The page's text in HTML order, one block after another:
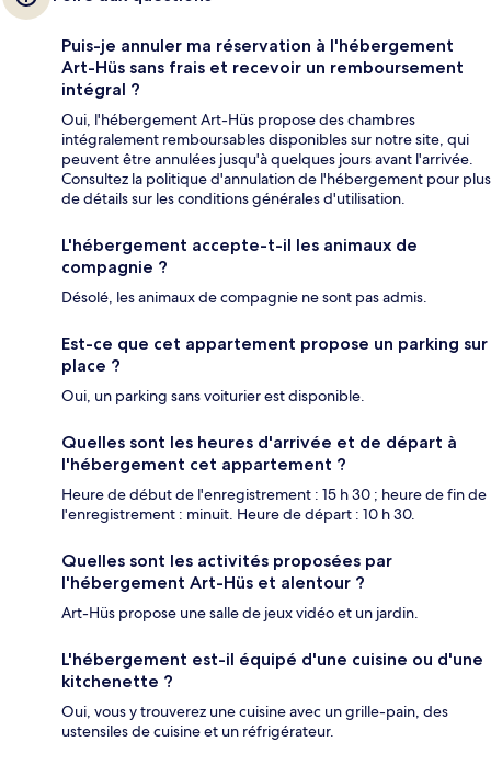
Puis-je annuler ma réservation à l'hébergement
Art-Hüs sans frais et recevoir un remboursement
intégral ?
Oui, l'hébergement Art-Hüs propose des chambres
intégralement remboursables disponibles sur notre site, qui
peuvent être annulées jusqu'à quelques jours avant l'arrivée.
Consultez la politique d'annulation de l'hébergement pour plus
de détails sur les conditions générales d'utilisation.
L'hébergement accepte-t-il les animaux de
compagnie ?
Désolé, les animaux de compagnie ne sont pas admis.
Est-ce que cet appartement propose un parking sur
place ?
Oui, un parking sans voiturier est disponible.
Quelles sont les heures d'arrivée et de départ à
l'hébergement cet appartement ?
Heure de début de l'enregistrement : 15 h 30 ; heure de fin de
l'enregistrement : minuit. Heure de départ : 10 h 30.
Quelles sont les activités proposées par
l'hébergement Art-Hüs et alentour ?
Art-Hüs propose une salle de jeux vidéo et un jardin.
L'hébergement est-il équipé d'une cuisine ou d'une
kitchenette ?
Oui, vous y trouverez une cuisine avec un grille-pain, des
ustensiles de cuisine et un réfrigérateur.